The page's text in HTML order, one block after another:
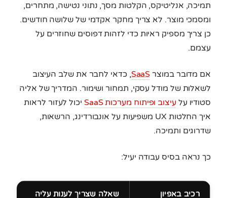
תמיכה, אנליטיקס, הקלטות מסך, נתוני נטישה, מתחרים,
ומסמכי מוצר. לא צריך מחקר אקדמי של שלושה חודשים.
כן צריך מספיק ראיות כדי לזהות דפוסים שחוזרים על
עצמם.
אם מדובר במוצר SaaS, כדאי לחבר את שלב העיצוב
לשאלות של מודל עסקי, תמחור ושימור. המדריך של אליה
סטודיו על עיצוב ופיתוח מערכות SaaS
יכול לעזור לראות
איך החלטות UX משפיעות על אונבורדינג, הרשאות,
שדרוגים ותמיכה.
כך נראה בסיס עבודה יעיל:
רכיב באפיון שאלה שצריך לענות עליה